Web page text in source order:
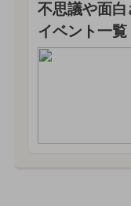
不思議や面
イベント一覧